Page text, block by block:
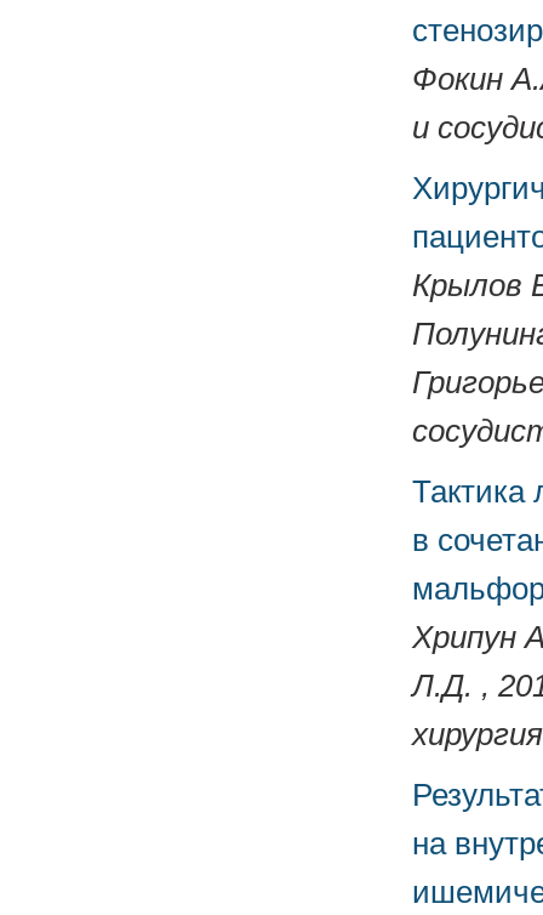
Фокин
и
Крылов
Тактика
в
Хрипун
Л.Д. ,
на